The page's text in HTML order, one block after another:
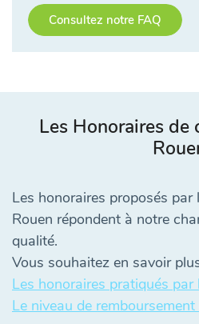
Consultez notre FAQ
Les Honoraires de
Les honoraires proposés par
Rouen répondent à notre
qualité.
Vous souhaitez en savoir
Les honoraires pratiqués par
Le niveau de